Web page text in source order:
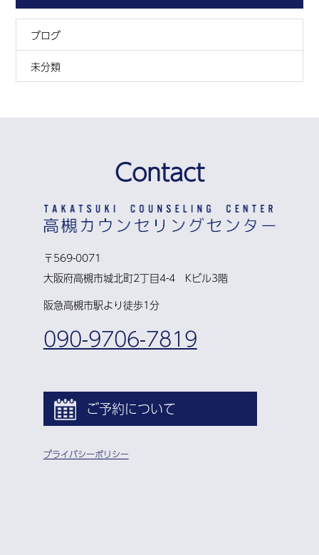
ブログ
未分類
Contact
〒569-0071
大阪府高槻市城北町2丁目4-4 Kビル3階
阪急高槻市駅より徒歩1分
090-9706-7819
ご予約について
プライバシーポリシー